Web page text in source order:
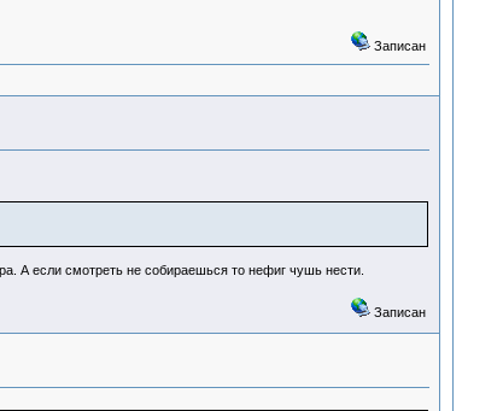
Записан
А если смотреть не собираешься то нефиг чушь нести.
Записан